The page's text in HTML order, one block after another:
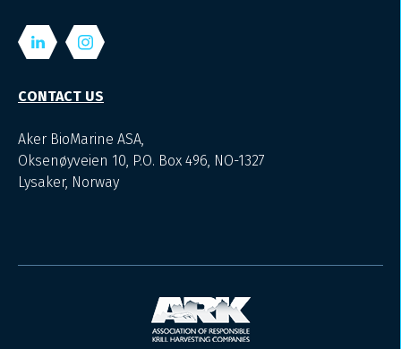
CONTACT US
Aker BioMarine ASA,
Oksenøyveien 10, P.O. Box 496, NO-1327
Lysaker, Norway